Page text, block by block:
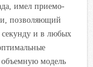
имел приемо-
позволяющий
и в любых
модель